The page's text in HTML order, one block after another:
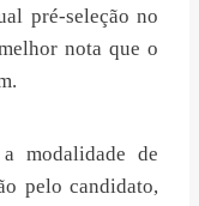
pré-seleção no
nota que o
modalidade de
pelo candidato,